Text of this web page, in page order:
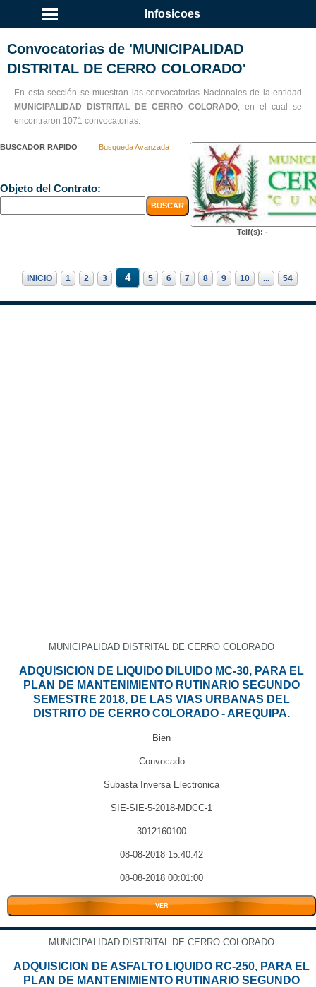
Infosicoes
Convocatorias de 'MUNICIPALIDAD
DISTRITAL DE CERRO COLORADO'
En esta sección se muestran las convocatorias Nacionales de la entidad
MUNICIPALIDAD DISTRITAL DE CERRO COLORADO, en el cual se
encontraron 1071 convocatorias.
BUSCADOR RAPIDO Busqueda Avanzada
Objeto del Contrato:
Telf(s): -
INICIO 1 2 3 4 5 6 7 8 9 10 ... 54
MUNICIPALIDAD DISTRITAL DE CERRO COLORADO
ADQUISICION DE LIQUIDO DILUIDO MC-30, PARA EL
PLAN DE MANTENIMIENTO RUTINARIO SEGUNDO
SEMESTRE 2018, DE LAS VIAS URBANAS DEL
DISTRITO DE CERRO COLORADO - AREQUIPA.
Bien
Convocado
Subasta Inversa Electrónica
SIE-SIE-5-2018-MDCC-1
3012160100
08-08-2018 15:40:42
08-08-2018 00:01:00
VER
MUNICIPALIDAD DISTRITAL DE CERRO COLORADO
ADQUISICION DE ASFALTO LIQUIDO RC-250, PARA EL
PLAN DE MANTENIMIENTO RUTINARIO SEGUNDO